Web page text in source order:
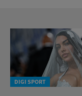
DIGI SPORT